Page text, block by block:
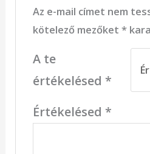
Az e-mail címet nem
kötelező mezőket *
A te
értékelésed *
Értékelésed *